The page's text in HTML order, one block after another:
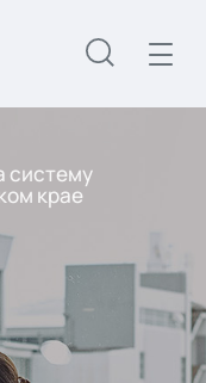
систему
крае